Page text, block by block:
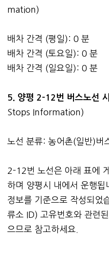
mation)
배차 간격 (평일): 0 분
배차 간격 (토요일): 0 분
배차 간격 (일요일): 0 분
5. 양평 2-12번 버스노선
Stops Information)
노선 분류: 농어촌(일반)버
2-12번 노선은 아래 표에
하며 양평시 내에서 운행됩
정보를 기준으로 작성되었
류소 ID) 고유번호와 관련
으므로 참고하세요.